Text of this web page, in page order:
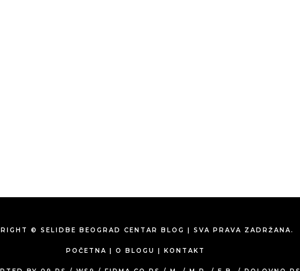
© SELIDBE BEOGRAD CENTAR BLOG | SVA PRAVA ZADRŽANA.
POČETNA | O BLOGU | KONTAKT